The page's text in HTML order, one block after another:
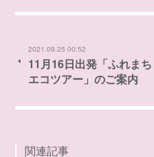
2021.09.25 00:52
11月16日出発「ふれまち
エコツアー」のご案内
関連記事